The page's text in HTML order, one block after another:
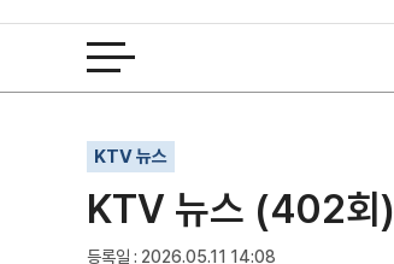
전체메뉴 열기
KTV 뉴스
KTV 뉴스 (402회)
등록일 : 2026.05.11 14:08
기사인쇄
글자확대
글자축소